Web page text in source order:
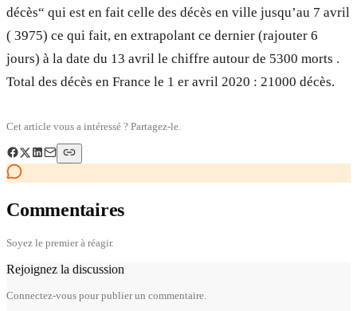
décès“ qui est en fait celle des décès en ville jusqu’au 7 avril
( 3975) ce qui fait, en extrapolant ce dernier (rajouter 6
jours) à la date du 13 avril le chiffre autour de 5300 morts .
Total des décès en France le 1 er avril 2020 : 21000 décès.
Cet article vous a intéressé ? Partagez-le.
Commentaires
Soyez le premier à réagir.
Rejoignez la discussion
Connectez-vous pour publier un commentaire.